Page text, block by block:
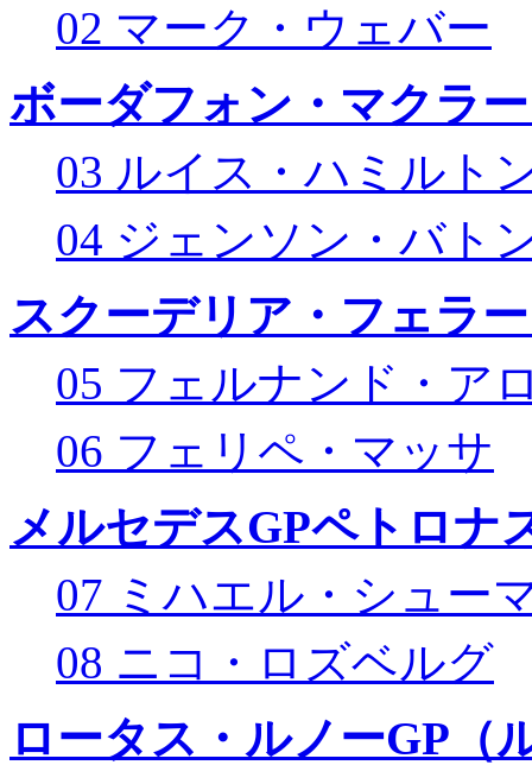
02 マーク・ウェバー
ボーダフォン・マクラ
03 ルイス・ハミルト
04 ジェンソン・バト
スクーデリア・フェラ
05 フェルナンド・ア
06 フェリペ・マッサ
メルセデスGPペトロナ
07 ミハエル・シュー
08 ニコ・ロズベルグ
ロータス・ルノーGP（